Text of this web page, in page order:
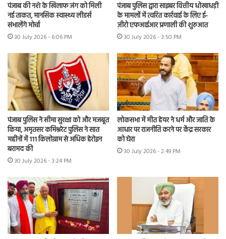
पंजाब की नशे के खिलाफ जंग को मिली
नई ताकत, मानसिक स्वास्थ्य लीडर्स
संभालेंगे मोर्चा
30 July 2026 - 6:06 PM
पंजाब पुलिस द्वारा साइबर वित्तीय धोखाधड़ी
के मामलों में त्वरित कार्रवाई के लिए ई-
ज़ीरो एफआईआर प्रणाली की शुरुआत
30 July 2026 - 3:50 PM
पंजाब पुलिस ने सीमा सुरक्षा को और मजबूत
किया, अमृतसर कमिश्नरेट पुलिस ने सात
महीनों में 111 किलोग्राम से अधिक हेरोइन
बरामद की
30 July 2026 - 3:24 PM
लोकसभा में मीत हेयर ने धर्म और जाति के
आधार पर राजनीति करने पर केंद्र सरकार
को घेरा
30 July 2026 - 2:49 PM